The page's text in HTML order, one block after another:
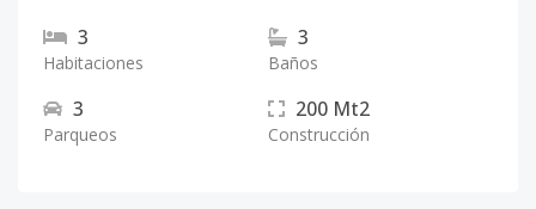
3
Habitaciones
3
Baños
3
Parqueos
200 Mt2
Construcción